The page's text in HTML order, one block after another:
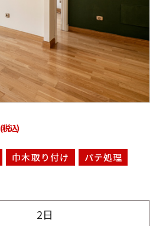
(税込)
巾木取り付け
パテ処理
2日